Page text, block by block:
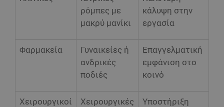
ρόμπες με
μακρύ μανίκι
κάλυψη στην
εργασία
Φαρμακεία
Γυναικείες ή
ανδρικές
ποδιές
Επαγγελματική
εμφάνιση στο
κοινό
Χειρουργικοί
Χειρουργικές
Υποστήριξη